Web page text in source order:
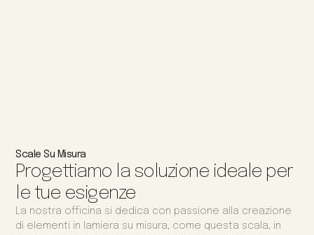
Scale Su Misura
Progettiamo la soluzione ideale per
le tue esigenze
La nostra officina si dedica con passione alla creazione
di elementi in lamiera su misura, come questa scala, in